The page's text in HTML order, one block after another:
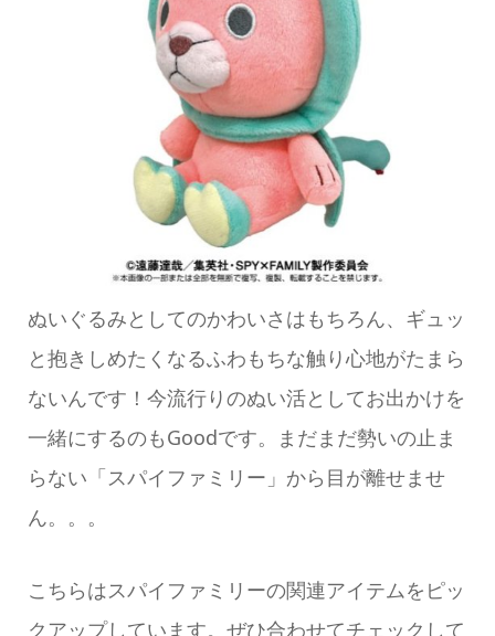
ぬいぐるみとしてのかわいさはもちろん、ギュッ
と抱きしめたくなるふわもちな触り心地がたまら
ないんです！今流行りのぬい活としてお出かけを
一緒にするのもGoodです。まだまだ勢いの止ま
らない「スパイファミリー」から目が離せませ
ん。。。
こちらはスパイファミリーの関連アイテムをピッ
クアップしています。ぜひ合わせてチェックして